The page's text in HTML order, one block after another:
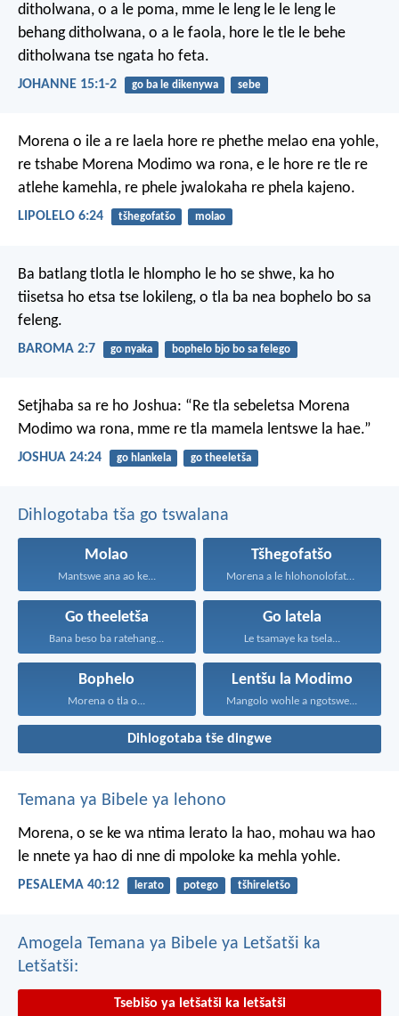
ditholwana, o a le poma, mme le leng le le leng le
behang ditholwana, o a le faola, hore le tle le behe
ditholwana tse ngata ho feta.
JOHANNE 15:1-2 go ba le dikenywa sebe
Morena o ile a re laela hore re phethe melao ena yohle,
re tshabe Morena Modimo wa rona, e le hore re tle re
atlehe kamehla, re phele jwalokaha re phela kajeno.
LIPOLELO 6:24 tšhegofatšo molao
Ba batlang tlotla le hlompho le ho se shwe, ka ho
tiisetsa ho etsa tse lokileng, o tla ba nea bophelo bo sa
feleng.
BAROMA 2:7 go nyaka bophelo bjo bo sa felego
Setjhaba sa re ho Joshua: “Re tla sebeletsa Morena
Modimo wa rona, mme re tla mamela lentswe la hae.”
JOSHUA 24:24 go hlankela go theeletša
Dihlogotaba tša go tswalana
Molao
Mantswe ana ao ke...
Tšhegofatšo
Morena a le hlohonolofatse...
Go theeletša
Bana beso ba ratehang...
Go latela
Le tsamaye ka tsela...
Bophelo
Morena o tla o...
Lentšu la Modimo
Mangolo wohle a ngotswe...
Dihlogotaba tše dingwe
Temana ya Bibele ya lehono
Morena, o se ke wa ntima lerato la hao, mohau wa hao
le nnete ya hao di nne di mpoloke ka mehla yohle.
PESALEMA 40:12 lerato potego tšhireletšo
Amogela Temana ya Bibele ya Letšatši ka
Letšatši:
Tsebišo ya letšatši ka letšatši